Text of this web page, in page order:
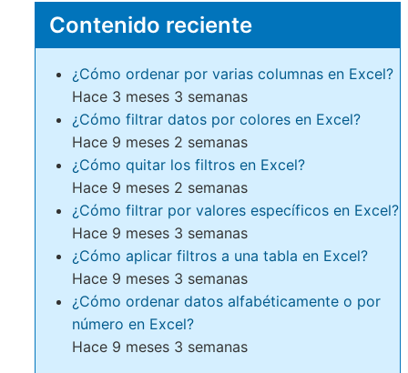
Contenido reciente
¿Cómo ordenar por varias columnas en Excel?
Hace 3 meses 3 semanas
¿Cómo filtrar datos por colores en Excel?
Hace 9 meses 2 semanas
¿Cómo quitar los filtros en Excel?
Hace 9 meses 2 semanas
¿Cómo filtrar por valores específicos en Excel?
Hace 9 meses 3 semanas
¿Cómo aplicar filtros a una tabla en Excel?
Hace 9 meses 3 semanas
¿Cómo ordenar datos alfabéticamente o por
número en Excel?
Hace 9 meses 3 semanas